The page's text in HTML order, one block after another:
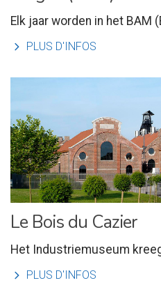
Elk jaar worden in het BAM
l PLUS D'INFOS
Le Bois du Cazier
Het Industriemuseum
l PLUS D'INFOS